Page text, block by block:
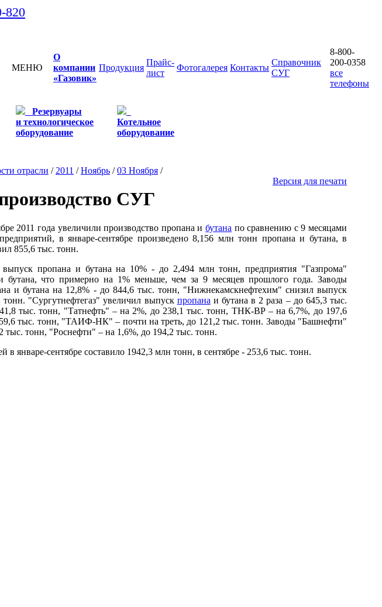
820
МЕНЮ
О
компании
«Газовик»
Продукция
Прайс-
лист
Фотогалерея Контакты
Справочник
СУГ
8-800-
200-0358
все
телефоны
Резервуары
и технологическое
оборудование
Котельное
оборудование
отрасли / 2011 /Ноябрь /03 Ноября /
Версия для печати
СУГ
2011 года увеличили производство пропана и бутана по сравнению с 9 месяцами
в январе-сентябре произведено 8,156 млн тонн пропана и бутана, в
855,6 тыс. тонн.
пропана и бутана на 10% - до 2,494 млн тонн, предприятия "Газпрома"
что примерно на 1% меньше, чем за 9 месяцев прошлого года. Заводы
и бутана на 12,8% - до 844,6 тыс. тонн, "Нижнекамскнефтехим" снизил выпуск
"Сургутнефтегаз" увеличил выпуск пропана и бутана в 2 раза – до 645,3 тыс.
тыс. тонн, "Татнефть" – на 2%, до 238,1 тыс. тонн, ТНК-ВР – на 6,7%, до 197,6
тыс. тонн, "ТАИФ-НК" – почти на треть, до 121,2 тыс. тонн. Заводы "Башнефти"
тыс. тонн, "Роснефти" – на 1,6%, до 194,2 тыс. тонн.
в январе-сентябре составило 1942,3 млн тонн, в сентябре - 253,6 тыс. тонн.